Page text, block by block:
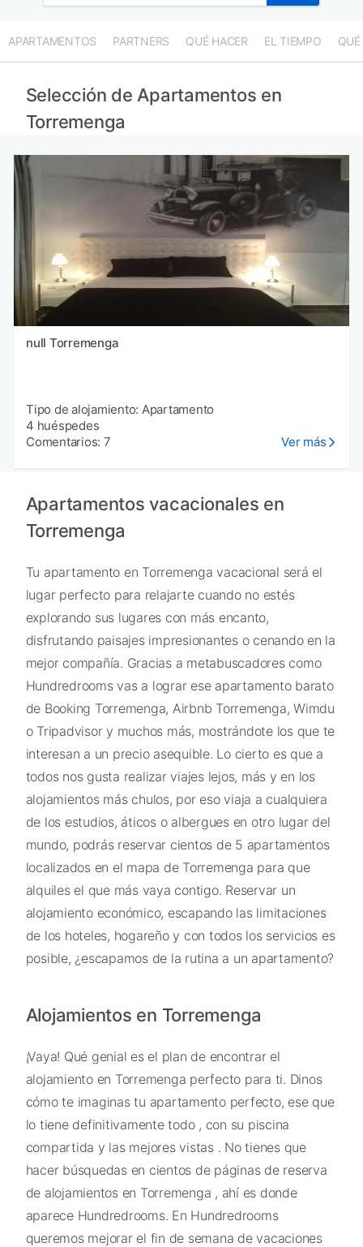
APARTAMENTOS PARTNERS QUÉ HACER EL TIEMPO QUÉ
Selección de Apartamentos en
Torremenga
null Torremenga
Tipo de alojamiento: Apartamento
4 huéspedes
Comentarios: 7
Ver más
Apartamentos vacacionales en
Torremenga
Tu apartamento en Torremenga vacacional será el
lugar perfecto para relajarte cuando no estés
explorando sus lugares con más encanto,
disfrutando paisajes impresionantes o cenando en la
mejor compañía. Gracias a metabuscadores como
Hundredrooms vas a lograr ese apartamento barato
de Booking Torremenga, Airbnb Torremenga, Wimdu
o Tripadvisor y muchos más, mostrándote los que te
interesan a un precio asequible. Lo cierto es que a
todos nos gusta realizar viajes lejos, más y en los
alojamientos más chulos, por eso viaja a cualquiera
de los estudios, áticos o albergues en otro lugar del
mundo, podrás reservar cientos de 5 apartamentos
localizados en el mapa de Torremenga para que
alquiles el que más vaya contigo. Reservar un
alojamiento económico, escapando las limitaciones
de los hoteles, hogareño y con todos los servicios es
posible, ¿escapamos de la rutina a un apartamento?
Alojamientos en Torremenga
¡Vaya! Qué genial es el plan de encontrar el
alojamiento en Torremenga perfecto para ti. Dinos
cómo te imaginas tu apartamento perfecto, ese que
lo tiene definitivamente todo , con su piscina
compartida y las mejores vistas . No tienes que
hacer búsquedas en cientos de páginas de reserva
de alojamientos en Torremenga , ahí es donde
aparece Hundredrooms. En Hundredrooms
queremos mejorar el fin de semana de vacaciones